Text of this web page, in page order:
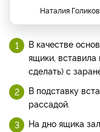
Наталия
В качестве
ящики,
сделать) с
В подставку
рассадой.
На дно ящика